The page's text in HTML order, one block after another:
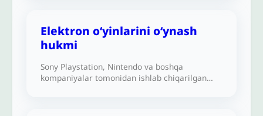
Elektron o‘yinlarini oʻynash
hukmi
Sony Playstation, Nintendo va boshqa
kompaniyalar tomonidan ishlab chiqarilgan